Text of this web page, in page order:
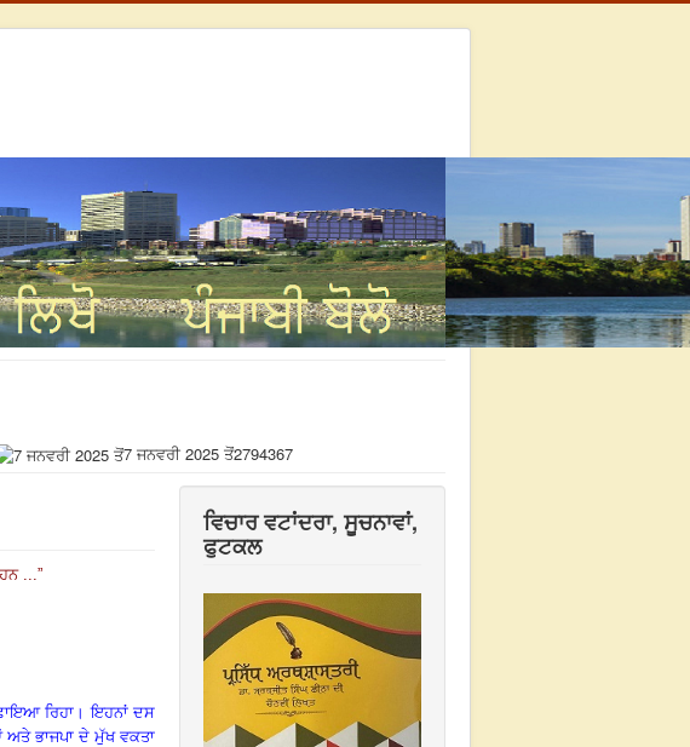
7 ਜਨਵਰੀ 2025 ਤੋਂ2794367
... ”
ਰਿਹਾ । ਇਹਨਾਂ ਦਸ
ਭਾਜਪਾ ਦੇ ਮੁੱਖ ਵਕਤਾ
ਵਿਚਾਰ ਵਟਾਂਦਰਾ, ਸੂਚਨਾਵਾਂ,
ਫੁਟਕਲ